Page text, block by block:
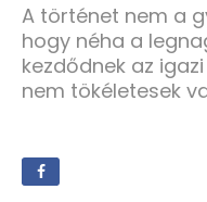
A történet nem a
hogy néha a
kezdődnek az
nem tökéletesek